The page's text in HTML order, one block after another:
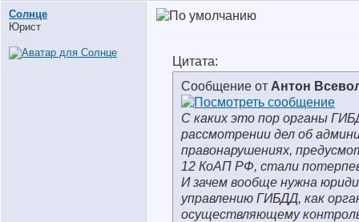
Солнце
Юрист
Цитата:
Сообщение от Антон
С каких это пор органы
рассмотрении дел об
правонарушениях,
12 КоАП РФ, стали
И зачем вообще нужна
управлению ГИБДД, как
осуществляющему